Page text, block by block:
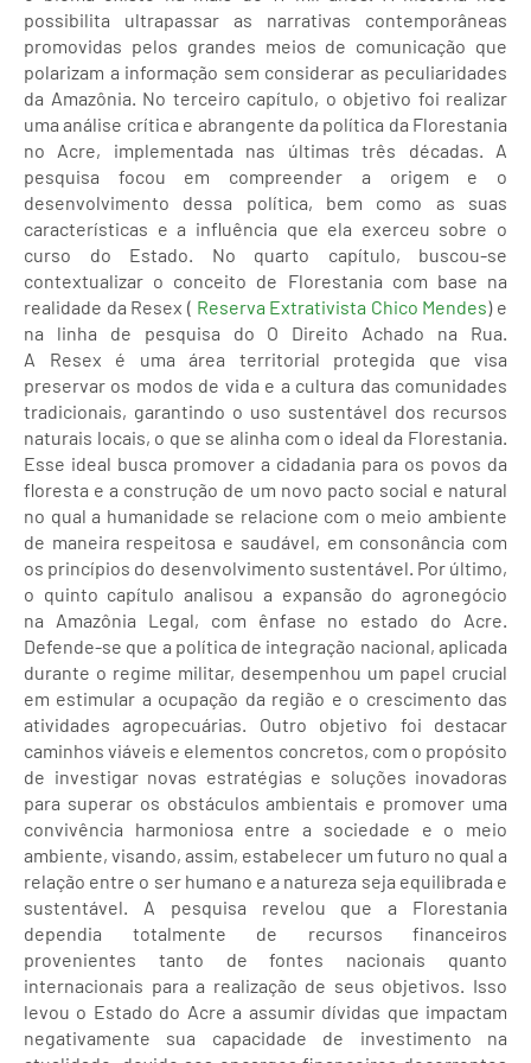
possibilita ultrapassar as narrativas contemporâneas
promovidas pelos grandes meios de comunicação que
polarizam a informação sem considerar as peculiaridades
da Amazônia. No terceiro capítulo, o objetivo foi realizar
uma análise crítica e abrangente da política da Florestania
no Acre, implementada nas últimas três décadas. A
pesquisa focou em compreender a origem e o
desenvolvimento dessa política, bem como as suas
características e a influência que ela exerceu sobre o
curso do Estado. No quarto capítulo, buscou-se
contextualizar o conceito de Florestania com base na
realidade da Resex ( Reserva Extrativista Chico Mendes) e
na linha de pesquisa do O Direito Achado na Rua.
A Resex é uma área territorial protegida que visa
preservar os modos de vida e a cultura das comunidades
tradicionais, garantindo o uso sustentável dos recursos
naturais locais, o que se alinha com o ideal da Florestania.
Esse ideal busca promover a cidadania para os povos da
floresta e a construção de um novo pacto social e natural
no qual a humanidade se relacione com o meio ambiente
de maneira respeitosa e saudável, em consonância com
os princípios do desenvolvimento sustentável. Por último,
o quinto capítulo analisou a expansão do agronegócio
na Amazônia Legal, com ênfase no estado do Acre.
Defende-se que a política de integração nacional, aplicada
durante o regime militar, desempenhou um papel crucial
em estimular a ocupação da região e o crescimento das
atividades agropecuárias. Outro objetivo foi destacar
caminhos viáveis e elementos concretos, com o propósito
de investigar novas estratégias e soluções inovadoras
para superar os obstáculos ambientais e promover uma
convivência harmoniosa entre a sociedade e o meio
ambiente, visando, assim, estabelecer um futuro no qual a
relação entre o ser humano e a natureza seja equilibrada e
sustentável. A pesquisa revelou que a Florestania
dependia totalmente de recursos financeiros
provenientes tanto de fontes nacionais quanto
internacionais para a realização de seus objetivos. Isso
levou o Estado do Acre a assumir dívidas que impactam
negativamente sua capacidade de investimento na